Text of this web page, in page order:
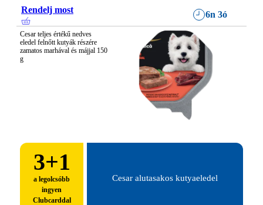
Rendelj most 6n 3ó
Cesar teljes értékű nedves
eledel felnőtt kutyák részére
zamatos marhával és májjal 150
g
3+1
a legolcsóbb
ingyen
Clubcarddal
Cesar alutasakos kutyaeledel